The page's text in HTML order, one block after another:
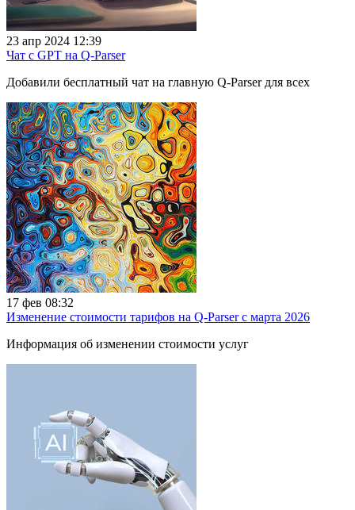
23 апр 2024 12:39
Чат с GPT на Q-Parser
Добавили бесплатный чат на главную Q-Parser для всех
17 фев 08:32
Изменение стоимости тарифов на Q-Parser с марта 2026
Информация об изменении стоимости услуг